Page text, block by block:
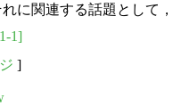
に関連する話題として，
1]
]